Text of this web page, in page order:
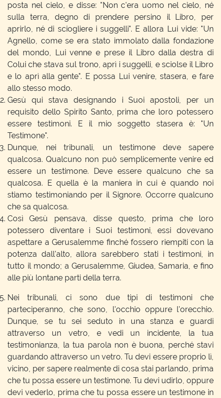
posta nel cielo, e disse: "Non c'era uomo nel cielo, né
sulla terra, degno di prendere persino il Libro, per
aprirlo, né di sciogliere i suggelli". E allora Lui vide: "Un
Agnello, come se era stato immolato dalla fondazione
del mondo, Lui venne e prese il Libro dalla destra di
Colui che stava sul trono, aprì i suggelli, e sciolse il Libro
e lo aprì alla gente". E possa Lui venire, stasera, e fare
allo stesso modo.
Gesù qui stava designando i Suoi apostoli, per un
requisito dello Spirito Santo, prima che loro potessero
essere testimoni. E il mio soggetto stasera è: "Un
Testimone".
Dunque, nei tribunali, un testimone deve sapere
qualcosa. Qualcuno non può semplicemente venire ed
essere un testimone. Deve essere qualcuno che sa
qualcosa. E quella è la maniera in cui è quando noi
stiamo testimoniando per il Signore. Occorre qualcuno
che sa qualcosa.
Così Gesù pensava, disse questo, prima che loro
potessero diventare i Suoi testimoni, essi dovevano
aspettare a Gerusalemme finché fossero riempiti con la
potenza dall'alto, allora sarebbero stati i testimoni, in
tutto il mondo; a Gerusalemme, Giudea, Samaria, e fino
alle più lontane parti della terra.
Nei tribunali, ci sono due tipi di testimoni che
parteciperanno, che sono, l'occhio oppure l'orecchio.
Dunque, se tu sei seduto in una stanza e guardi
attraverso un vetro, e vedi un incidente, la tua
testimonianza, la tua parola non è buona, perché stavi
guardando attraverso un vetro. Tu devi essere proprio lì,
vicino, per sapere realmente di cosa stai parlando, prima
che tu possa essere un testimone. Tu devi udirlo, oppure
devi vederlo, prima che tu possa essere un testimone in